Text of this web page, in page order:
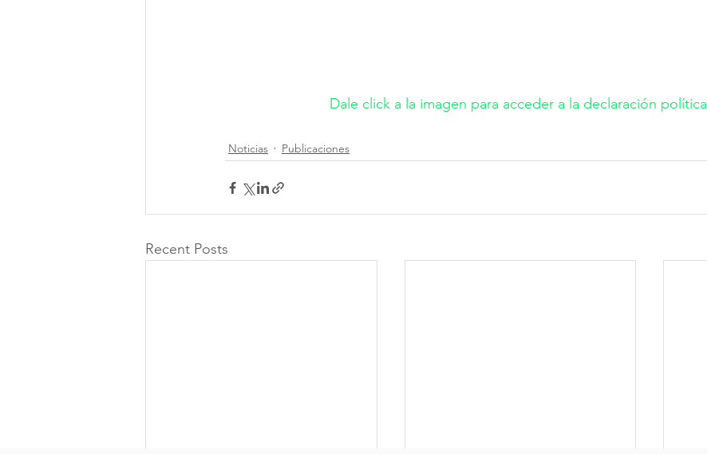
Dale click a la imagen para acceder a la declaración política
Noticias Publicaciones
Recent Posts